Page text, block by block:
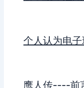
个人认为电
鹰人传----前